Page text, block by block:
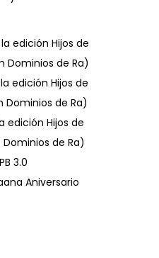
edición Hijos de
Dominios de Ra)
edición Hijos de
Dominios de Ra)
edición Hijos de
de Ra)
3.0
Aniversario